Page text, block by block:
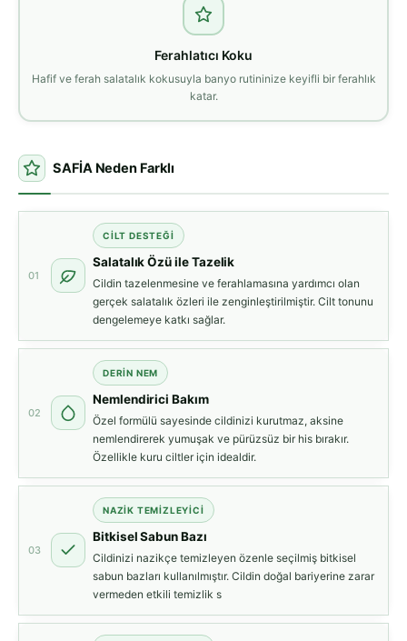
Ferahlatıcı Koku
Hafif ve ferah salatalık kokusuyla banyo rutininize keyifli bir ferahlık
katar.
SAFİA Neden Farklı
01
CILT DESTEĞI
Salatalık Özü ile Tazelik
Cildin tazelenmesine ve ferahlamasına yardımcı olan
gerçek salatalık özleri ile zenginleştirilmiştir. Cilt tonunu
dengelemeye katkı sağlar.
02
DERIN NEM
Nemlendirici Bakım
Özel formülü sayesinde cildinizi kurutmaz, aksine
nemlendirerek yumuşak ve pürüzsüz bir his bırakır.
Özellikle kuru ciltler için idealdir.
03
NAZIK TEMIZLEYICI
Bitkisel Sabun Bazı
Cildinizi nazikçe temizleyen özenle seçilmiş bitkisel
sabun bazları kullanılmıştır. Cildin doğal bariyerine zarar
vermeden etkili temizlik s